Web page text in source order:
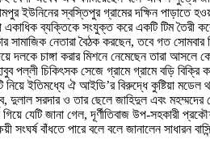
ইউনিনের স্বস্তিপুর গ্রামের দক্ষিন পাড়াতে
ব্যক্তিকে সংযুক্ত করে একটি টিম তৈরী
সামাজিক নেতারা বৈঠক করছেন, তবে গত
দলকে চাঙ্গা করার মিশনে নেমেছেন তারা আসলে
পল্লী চিকিৎসক সেজে গ্রামে গ্রামে বড়ি
নিয়ে ইতিমধ্যে ঐ আইডি’র বিরুদ্ধে কুষ্টিয়া
দুলাল সরদার ও তার ছেলে জাহিদুল এবং মহম্মদের
যেটি জানা গেল, দূর্ণীতিবাজ উপ-সহকারী
সংঘর্ষ বাঁধতে পারে বলে বলে জানালেন